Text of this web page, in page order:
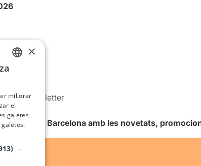
i Newsletter
de Teatre Barcelona amb les novetats,
×
millorar
el
galetes
galetes.
→